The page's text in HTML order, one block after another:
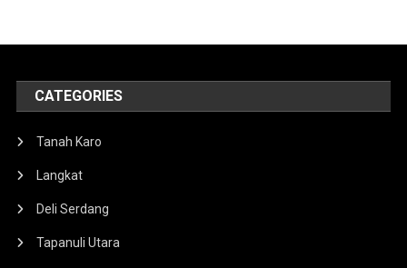
CATEGORIES
Tanah Karo
Langkat
Deli Serdang
Tapanuli Utara